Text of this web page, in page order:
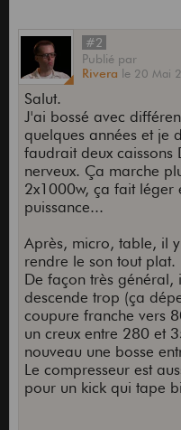
#2
Publié par
Rivera le 20 Mai
Salut.
J'ai bossé avec
quelques années et je
faudrait deux caissons
nerveux. Ça marche
2x1000w, ça fait léger
puissance...
Après, micro, table, il
rendre le son tout plat.
De façon très général,
descende trop (ça
coupure franche vers
un creux entre 280 et
nouveau une bosse
Le compresseur est
pour un kick qui tape